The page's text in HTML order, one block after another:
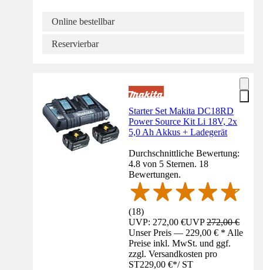
Online bestellbar
Reservierbar
Starter Set Makita DC18RD
Power Source Kit Li 18V, 2x
5,0 Ah Akkus + Ladegerät
Durchschnittliche Bewertung:
4.8 von 5 Sternen. 18
Bewertungen.
(18)
UVP: 272,00 €UVP272,00 €
Unser Preis — 229,00 € * Alle
Preise inkl. MwSt. und ggf.
zzgl. Versandkosten pro
ST229,00 €*/ ST